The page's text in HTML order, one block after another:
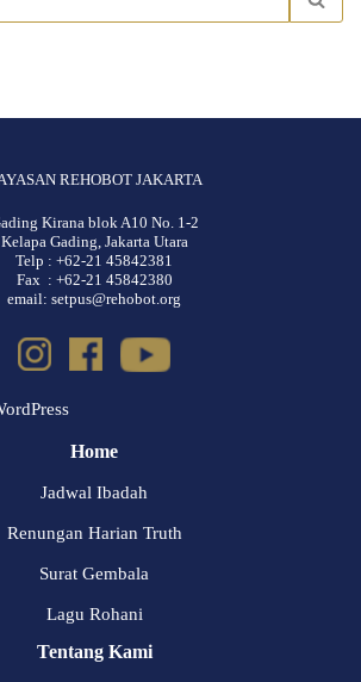
REHOBOT JAKARTA
Kirana blok A10 No. 1-2
Kelapa Gading, Jakarta Utara
Telp : +62-21 45842381
Fax : +62-21 45842380
email: setpus@rehobot.org
Home
Jadwal Ibadah
Renungan Harian Truth
Surat Gembala
Lagu Rohani
Tentang Kami